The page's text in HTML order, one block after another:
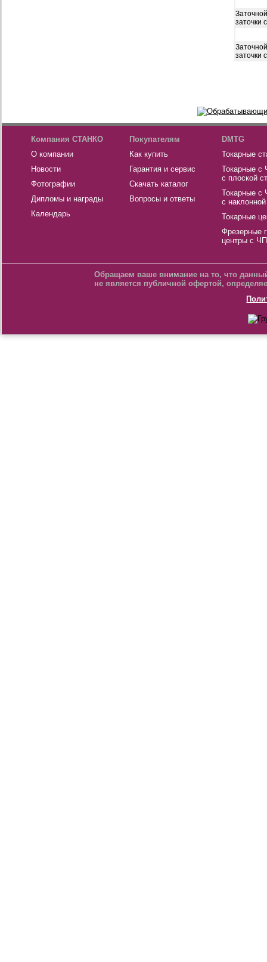
заточки
заточки
Компания СТАНКО
О компании
Новости
Фотографии
Дипломы и награды
Календарь
Покупателям
Как купить
Гарантия и сервис
Скачать каталог
Вопросы и ответы
DMTG
Токарные
Токарные с
с плоской
Токарные с
с
Токарные
Фрезерные
центры с
Обращаем ваше внимание на то, что
не является публичной офертой,